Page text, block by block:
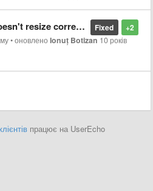
+2
Fixed
resize correctly
•оновленоIonuț Botizan 10 років
працює на UserEcho